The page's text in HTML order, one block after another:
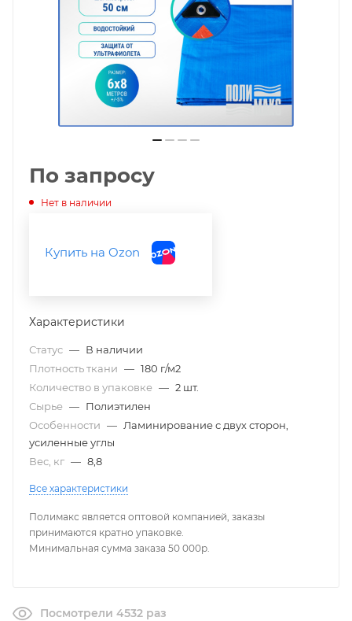
По запросу
Нет в наличии
Купить на Ozon
Характеристики
Статус — В наличии
Плотность ткани — 180 г/м2
Количество в упаковке — 2 шт.
Сырье — Полиэтилен
Особенности — Ламинирование с двух сторон,
усиленные углы
Вес, кг — 8,8
Все характеристики
Полимакс является оптовой компанией, заказы
принимаются кратно упаковке.
Минимальная сумма заказа 50 000р.
Посмотрели 4532 раз